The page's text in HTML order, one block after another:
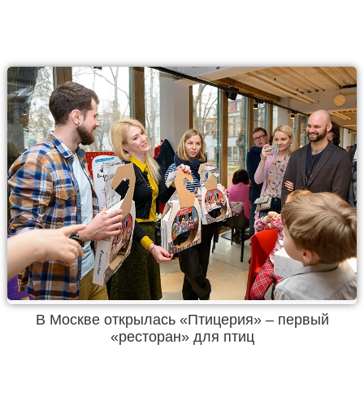
В Москве открылась «Птицерия» – первый
«ресторан» для птиц